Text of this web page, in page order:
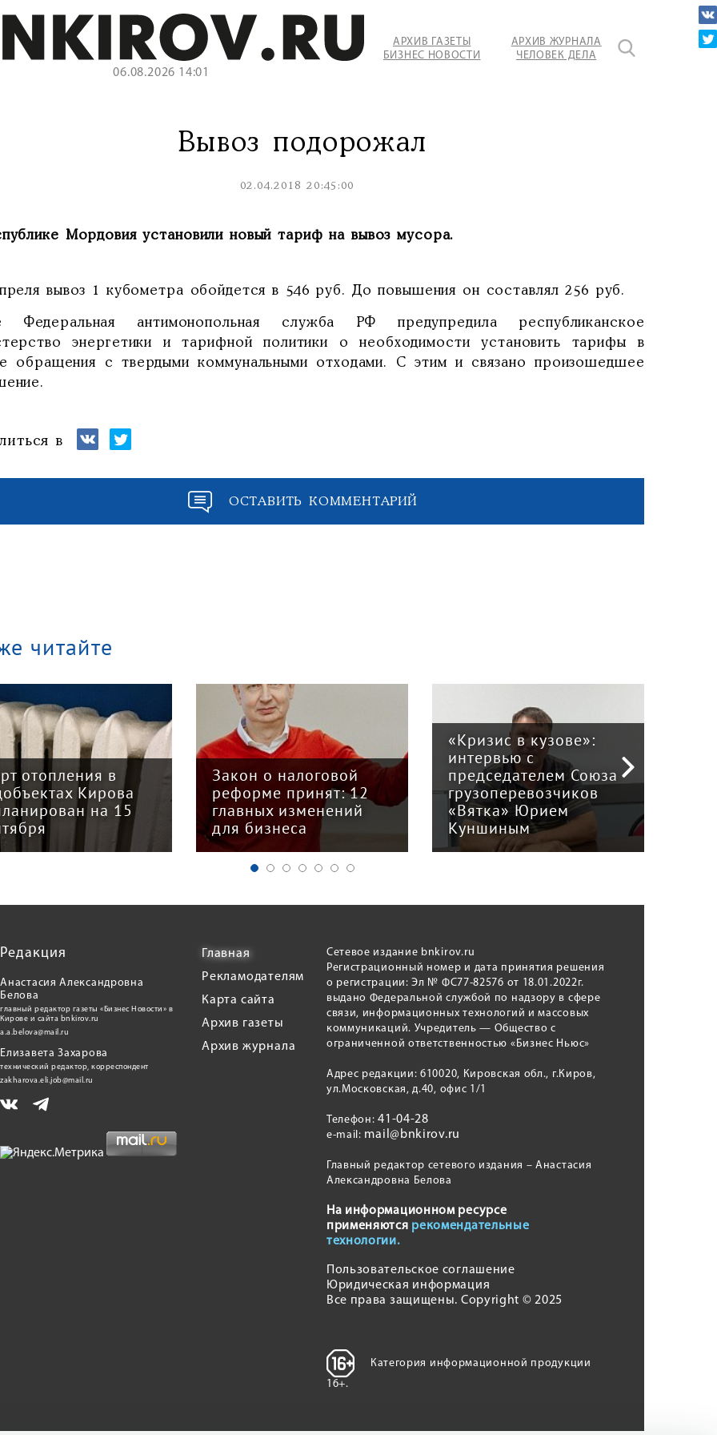
06.08.2026 14:01
АРХИВ ГАЗЕТЫ
БИЗНЕС НОВОСТИ
АРХИВ ЖУРНАЛА
ЧЕЛОВЕК ДЕЛА
Вывоз подорожал
02.04.2018 20:45:00
Мордовия установили новый тариф на вывоз мусора.
вывоз 1 кубометра обойдется в 546 руб. До повышения он составлял 256 руб.
Федеральная антимонопольная служба РФ предупредила республиканское
энергетики и тарифной политики о необходимости установить тарифы в
обращения с твердыми коммунальными отходами. С этим и связано произошедшее
в
ОСТАВИТЬ КОММЕНТАРИЙ
читайте
отопления в
Кирова
на 15
Закон о налоговой
реформе принят: 12
главных изменений
для бизнеса
«Кризис в кузове»:
интервью с
председателем Союза
грузоперевозчиков
«Вятка» Юрием
Куншиным
Редакция
Анастасия Александровна
Белова
главный редактор газеты «Бизнес Новости» в
Кирове и сайта bnkirov.ru
a.a.belova@mail.ru
Елизавета Захарова
технический редактор, корреспондент
zakharova.eli.job@mail.ru
Главная
Рекламодателям
Карта сайта
Архив газеты
Архив журнала
Сетевое издание bnkirov.ru
Регистрационный номер и дата принятия решения
о регистрации: Эл № ФС77-82576 от 18.01.2022г.
выдано Федеральной службой по надзору в сфере
связи, информационных технологий и массовых
коммуникаций. Учредитель — Общество с
ограниченной ответственностью «Бизнес Ньюс»
Адрес редакции: 610020, Кировская обл., г.Киров,
ул.Московская, д.40, офис 1/1
Телефон:41-04-28
e-mail: mail@bnkirov.ru
Главный редактор сетевого издания – Анастасия
Александровна Белова
На информационном ресурсе
применяются рекомендательные
технологии.
Пользовательское соглашение
Юридическая информация
Все права защищены. Copyright © 2025
Категория информационной продукции
16+.